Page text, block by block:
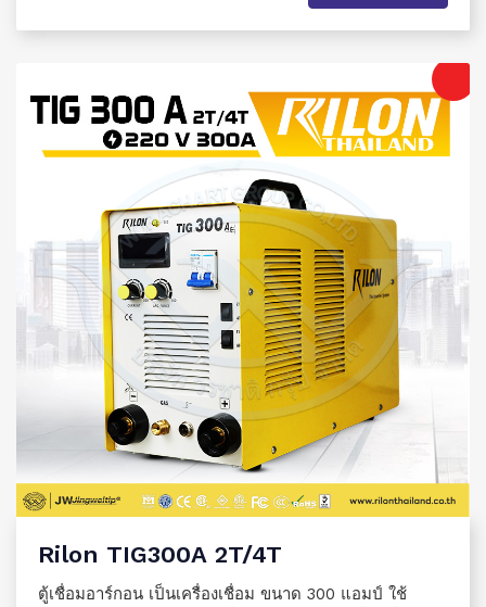
Rilon TIG300A 2T/4T
ตู้เชื่อมอาร์กอน เป็นเครื่องเชื่อม ขนาด 300 แอมป์ ใช้